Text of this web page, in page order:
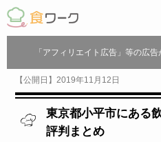
「アフィリエイト広告」等の広
【公開日】2019年11月12日
東京都小平市にある
評判まとめ